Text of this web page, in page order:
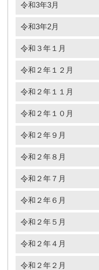
令和3年3月
令和3年2月
令和３年１月
令和２年１２月
令和２年１１月
令和２年１０月
令和２年９月
令和２年８月
令和２年７月
令和２年６月
令和２年５月
令和２年４月
令和２年２月